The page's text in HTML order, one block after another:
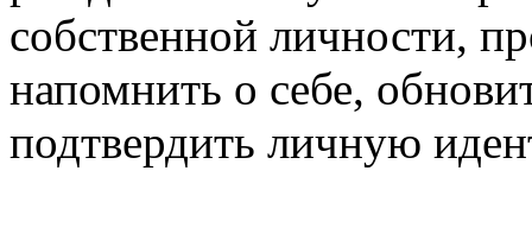
собственной личности,
напомнить о себе,
подтвердить личную